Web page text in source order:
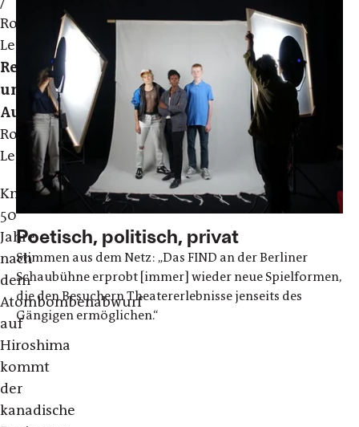
Robert
Lepage
Regie
und
Ausstattung:
Robert
Lepage
Knapp
50
Jahre
nach
dem
Atombombenabwurf
auf
Hiroshima
kommt
der
kanadische
Poetisch, politisch, privat
Stimmen aus dem Netz: „Das FIND an der Berliner
Schaubühne erprobt [immer] wieder neue Spielformen,
die den Besuchern Theatererlebnisse jenseits des
Gängigen ermöglichen.“